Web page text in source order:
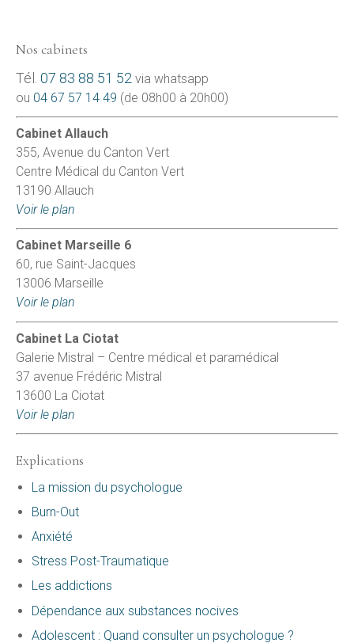
Nos cabinets
Tél. 07 83 88 51 52 via whatsapp
ou 04 67 57 14 49 (de 08h00 à 20h00)
Cabinet Allauch
355, Avenue du Canton Vert
Centre Médical du Canton Vert
13190 Allauch
Voir le plan
Cabinet Marseille 6
60, rue Saint-Jacques
13006 Marseille
Voir le plan
Cabinet La Ciotat
Galerie Mistral – Centre médical et paramédical
37 avenue Frédéric Mistral
13600 La Ciotat
Voir le plan
Explications
La mission du psychologue
Burn-Out
Anxiété
Stress Post-Traumatique
Les addictions
Dépendance aux substances nocives
Adolescent : Quand consulter un psychologue ?